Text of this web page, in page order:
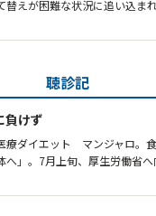
替えが困難な状況に追い込ま
聴診記
負けず
療ダイエット マンジャロ。
へ」。7月上旬、厚生労働省へ